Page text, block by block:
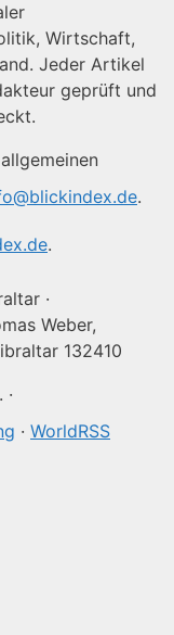
Wirtschaft,
Jeder Artikel
geprüft und
.
.
·
Weber,
132410
· WorldRSS